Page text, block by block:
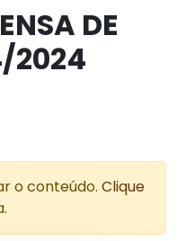
DE
2024
o conteúdo. Clique